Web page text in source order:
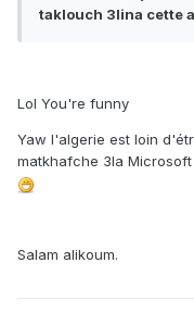
taklouch 3lina cette
Lol You're funny
Yaw l'algerie est loin
matkhafche 3la
Salam alikoum.